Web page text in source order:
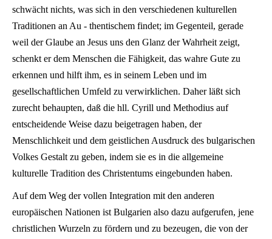
schwächt nichts, was sich in den verschiedenen kulturellen
Traditionen an Au - thentischem findet; im Gegenteil, gerade
weil der Glaube an Jesus uns den Glanz der Wahrheit zeigt,
schenkt er dem Menschen die Fähigkeit, das wahre Gute zu
erkennen und hilft ihm, es in seinem Leben und im
gesellschaftlichen Umfeld zu verwirklichen. Daher läßt sich
zurecht behaupten, daß die hll. Cyrill und Methodius auf
entscheidende Weise dazu beigetragen haben, der
Menschlichkeit und dem geistlichen Ausdruck des bulgarischen
Volkes Gestalt zu geben, indem sie es in die allgemeine
kulturelle Tradition des Christentums eingebunden haben.
Auf dem Weg der vollen Integration mit den anderen
europäischen Nationen ist Bulgarien also dazu aufgerufen, jene
christlichen Wurzeln zu fördern und zu bezeugen, die von der